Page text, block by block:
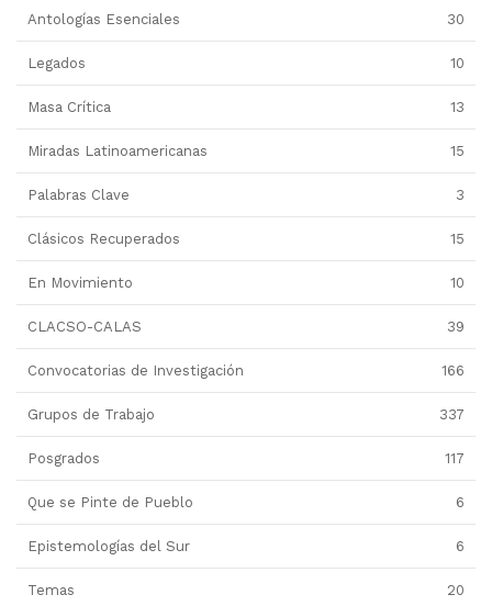
Antologías Esenciales 30
Legados 10
Masa Crítica 13
Miradas Latinoamericanas 15
Palabras Clave 3
Clásicos Recuperados 15
En Movimiento 10
CLACSO-CALAS 39
Convocatorias de Investigación 166
Grupos de Trabajo 337
Posgrados 117
Que se Pinte de Pueblo 6
Epistemologías del Sur 6
Temas 20